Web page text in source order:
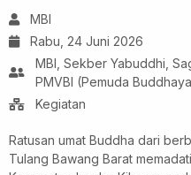
MBI
Rabu, 24 Juni 2026
MBI, Sekber Yabuddhi,
PMVBI (Pemuda
Kegiatan
Ratusan umat Buddha dari
Tulang Bawang Barat